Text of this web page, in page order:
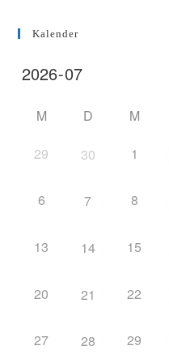
Kalender
M D M
29 30 1
6 7 8
13 14 15
20 21 22
27 28 29